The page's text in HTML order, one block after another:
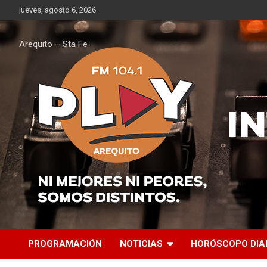
Saltar
al
contenido
jueves, agosto 6, 2026
Arequito – Sta Fe
PROGRAMACIÓN NOTICIAS HORÓSCOPO